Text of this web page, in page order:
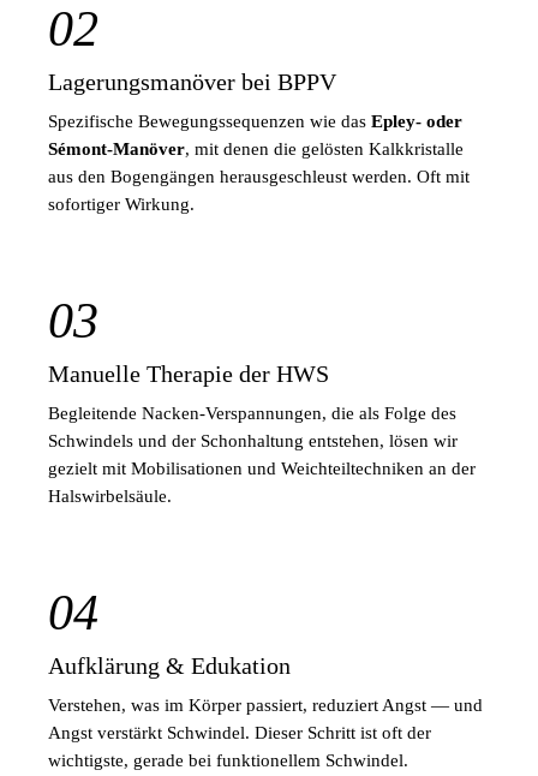
02
Lagerungsmanöver bei BPPV
Spezifische Bewegungssequenzen wie das Epley- oder
Sémont-Manöver, mit denen die gelösten Kalkkristalle
aus den Bogengängen herausgeschleust werden. Oft mit
sofortiger Wirkung.
03
Manuelle Therapie der HWS
Begleitende Nacken-Verspannungen, die als Folge des
Schwindels und der Schonhaltung entstehen, lösen wir
gezielt mit Mobilisationen und Weichteiltechniken an der
Halswirbelsäule.
04
Aufklärung & Edukation
Verstehen, was im Körper passiert, reduziert Angst — und
Angst verstärkt Schwindel. Dieser Schritt ist oft der
wichtigste, gerade bei funktionellem Schwindel.